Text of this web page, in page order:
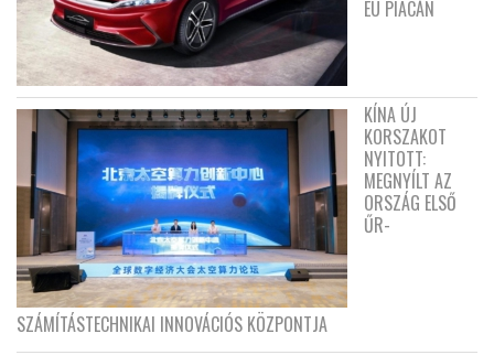
EU PIACÁN
KÍNA ÚJ
KORSZAKOT
NYITOTT:
MEGNYÍLT AZ
ORSZÁG ELSŐ
ŰR-
SZÁMÍTÁSTECHNIKAI INNOVÁCIÓS KÖZPONTJA